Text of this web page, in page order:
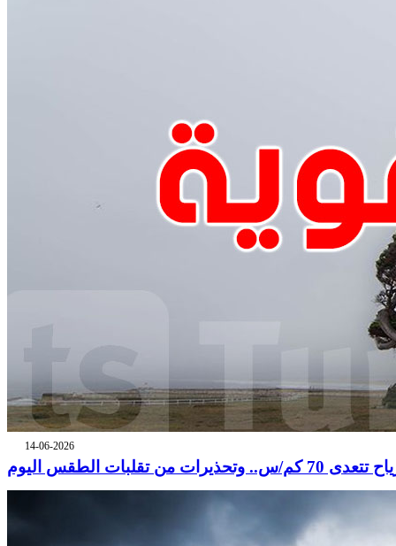
14-06-2026
70 كم/س.. وتحذيرات من تقلبات الطقس اليوم